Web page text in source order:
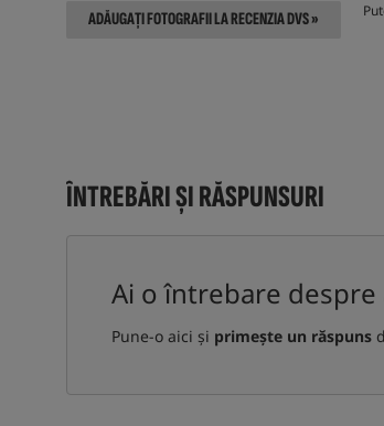
ADĂUGAȚI FOTOGRAFII LA RECENZIA DVS »
ÎNTREBĂRI ȘI RĂSPUNSURI
Ai o întrebare despre
Pune-o aici și primește un răspuns